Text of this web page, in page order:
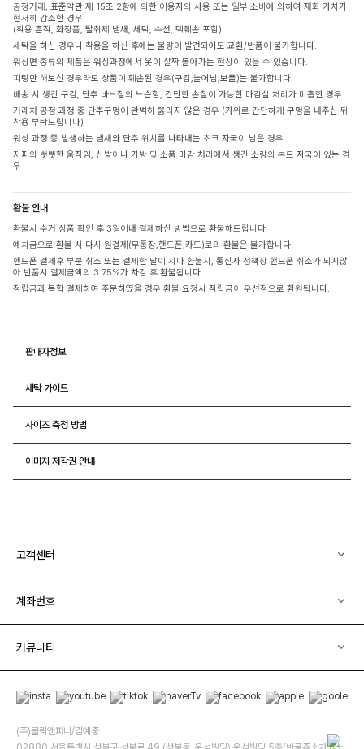
공정거래, 표준약관 제 15조 2항에 의한 이용자의 사용 또는 일부 소비에 의하여 재화 가치가
현저히 감소한 경우
(착용 흔적, 화장품, 탈취제 냄새, 세탁, 수선, 택훼손 포함)
세탁을 하신 경우나 착용을 하신 후에는 불량이 발견되어도 교환/반품이 불가합니다.
워싱면 종류의 제품은 워싱과정에서 옷이 살짝 돌아가는 현상이 있을 수 있습니다.
피팅만 해보신 경우라도 상품이 훼손된 경우(구김,늘어남,보풀)는 불가합니다.
배송 시 생긴 구김, 단추 바느질의 느슨함, 간단한 손질이 가능한 마감실 처리가 미흡한 경우
거래처 공정 과정 중 단추구멍이 완벽히 뚫리지 않은 경우 (가위로 간단하게 구멍을 내주신 뒤
착용 부탁드립니다)
워싱 과정 중 발생하는 냄새와 단추 위치를 나타내는 초크 자국이 남은 경우
지퍼의 뻣뻣한 움직임, 신발이나 가방 및 소품 마감 처리에서 생긴 소량의 본드 자국이 있는 경
우
환불 안내
환불시 수거 상품 확인 후 3일이내 결제하신 방법으로 환불해드립니다
예치금으로 환불 시 다시 원결제(무통장,핸드폰,카드)로의 환불은 불가합니다.
핸드폰 결제후 부분 취소 또는 결제한 달이 지나 환불시, 통신사 정책상 핸드폰 취소가 되지않
아 반품시 결제금액의 3.75%가 차감 후 환불됩니다.
적립금과 복합 결제하여 주문하였을 경우 환불 요청시 적립금이 우선적으로 환원됩니다.
판매자정보
세탁 가이드
사이즈 측정 방법
이미지 저작권 안내
고객센터
계좌번호
커뮤니티
(주)클릭앤퍼니/김예중